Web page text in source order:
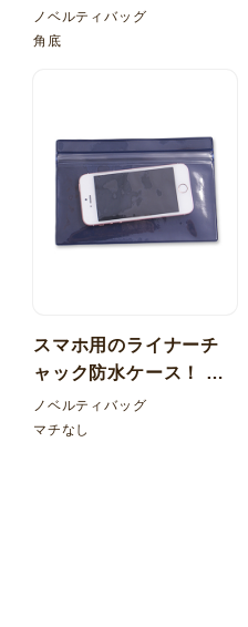
バッグ
ノベルティバッグ
角底
スマホ用のライナーチ
ャック防水ケース！ 透
明+カラー塩ビ マチなし
ノベルティバッグ
マチなし